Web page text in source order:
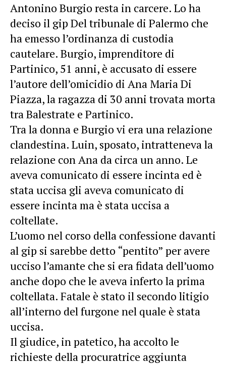
Antonino Burgio resta in carcere. Lo ha
deciso il gip Del tribunale di Palermo che
ha emesso l’ordinanza di custodia
cautelare. Burgio, imprenditore di
Partinico, 51 anni, è accusato di essere
l’autore dell’omicidio di Ana Maria Di
Piazza, la ragazza di 30 anni trovata morta
tra Balestrate e Partinico.
Tra la donna e Burgio vi era una relazione
clandestina. Luin, sposato, intratteneva la
relazione con Ana da circa un anno. Le
aveva comunicato di essere incinta ed è
stata uccisa gli aveva comunicato di
essere incinta ma è stata uccisa a
coltellate.
L’uomo nel corso della confessione davanti
al gip si sarebbe detto “pentito” per avere
ucciso l’amante che si era fidata dell’uomo
anche dopo che le aveva inferto la prima
coltellata. Fatale è stato il secondo litigio
all’interno del furgone nel quale è stata
uccisa.
Il giudice, in patetico, ha accolto le
richieste della procuratrice aggiunta